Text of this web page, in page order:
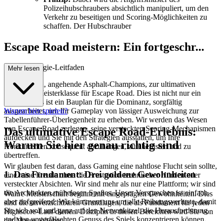
Polizeihubschraubers absichtlich manipuliert, um den
Verkehr zu beseitigen und Scoring-Möglichkeiten zu
schaffen. Der Hubschrauber
Escape Road meistern: Ein fortgeschr...
ittener Strategie-Leitfaden
Willkommen, angehende Asphalt-Champions, zur ultimativen
taktischen Meisterklasse für Escape Road. Dies ist nicht nur ein
Leitfaden; es ist ein Bauplan für die Dominanz, sorgfältig
ausgearbeitet, um Ihr Gameplay von lässiger Ausweichung zur
Tabellenführer-Überlegenheit zu erheben. Wir werden das Wesen
von Escape Road zerlegen, seine versteckten Scoring-Mechanismen
aufdecken und Sie mit den Strategien ausstatten, um Ihre
Konkurrenten konsequent abzuhängen, zu überlisten und zu
übertreffen.
1. Das Fundament: Drei goldene Gewohnheiten
Wahre Meisterschaft beginnt mit eingeprägten Gewohnheiten. Dies
sind die unverzichtbaren Grundlagen, die als Fundament für jeden
Highscore-Lauf dienen. Disziplin in diesen Bereichen wird Sie von
Mehr lesen
Warum hier spielen?
Das ultimative Escape Road-Erlebnis:
Warum Sie hier genau richtig sind
Wir glauben fest daran, dass Gaming eine nahtlose Flucht sein sollte,
eine reine Freude ohne die Frustration technischer Hürden oder
versteckter Absichten. Wir sind mehr als nur eine Plattform; wir sind
die Architekten mühelosen Spaßes. Unser Versprechen ist einfach,
aber tiefgreifend: Wir kümmern uns um alle Reibungsverluste, damit
Sie sich voll und ganz auf den Nervenkitzel, die Herausforderung